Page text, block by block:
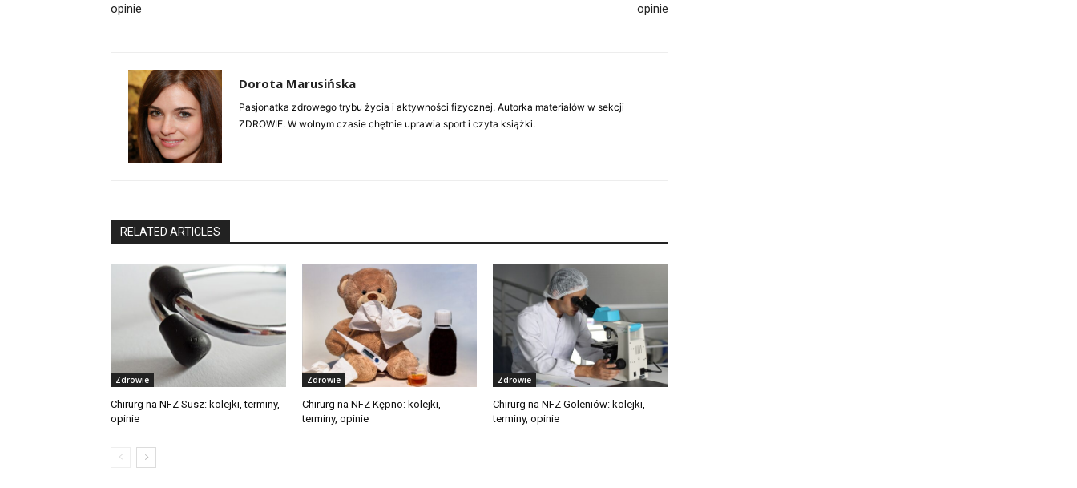
opinie
opinie
Dorota Marusińska
Pasjonatka zdrowego trybu życia i aktywności fizycznej. Autorka materiałów w sekcji
ZDROWIE. W wolnym czasie chętnie uprawia sport i czyta książki.
RELATED ARTICLES
Zdrowie
Chirurg na NFZ Susz: kolejki, terminy,
opinie
Zdrowie
Chirurg na NFZ Kępno: kolejki,
terminy, opinie
Zdrowie
Chirurg na NFZ Goleniów: kolejki,
terminy, opinie